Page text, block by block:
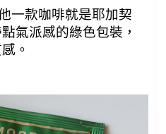
一款咖啡就是耶加契
氣派感的綠色包裝，
。